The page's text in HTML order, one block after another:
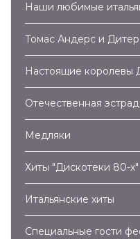
Наши любимые
Томас Андерс и
Настоящие королевы
Отечественная
Медляки
Хиты "Дискотеки 80-х"
Итальянские хиты
Специальные гости